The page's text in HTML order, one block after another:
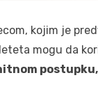
kojim je
mogu da
postupku,